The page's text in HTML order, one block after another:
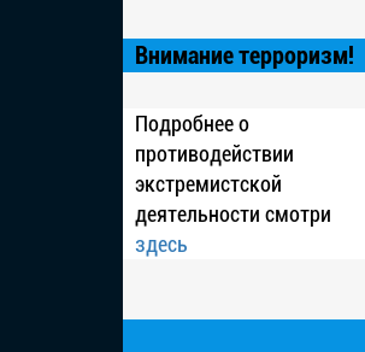
Внимание терроризм!
Подробнее о
противодействии
экстремистской
деятельности смотри
здесь